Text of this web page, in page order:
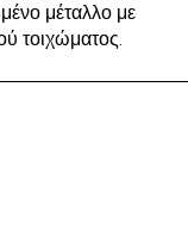
μέταλλο με
τοιχώματος.